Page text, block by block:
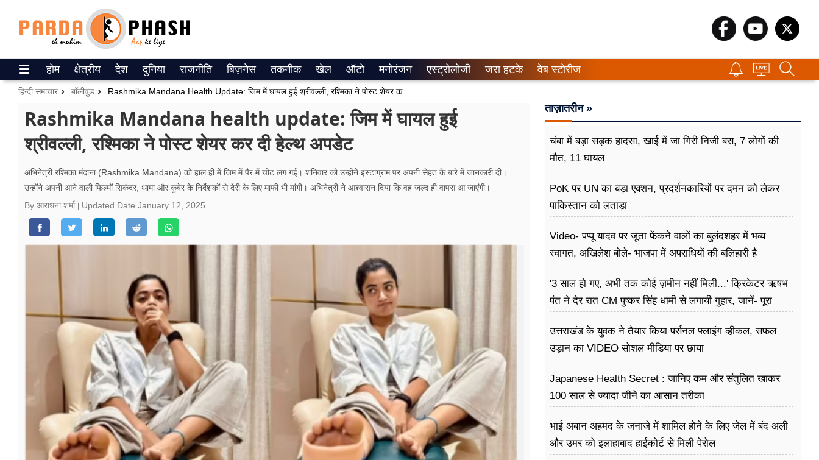
ePaper
वेब स्टोरीज
उत्तर प्रदेश
गैलरी
वीडियो
रिलेशनशिप
अन्य खबरें
होम क्षेत्रीय देश दुनिया राजनीति बिज़नेस तकनीक खेल ऑटो मनोरंजन एस्ट्रोलोजी जरा हटके वेब स्टोरीज
हिन्दी समाचार बॉलीवुड Rashmika Mandana Health Update: जिम में घायल हुई श्रीवल्ली, रश्मिका ने पोस्ट शेयर कर दी हेल्थ अपडेट
Rashmika Mandana health update: जिम में घायल हुई
श्रीवल्ली, रश्मिका ने पोस्ट शेयर कर दी हेल्थ अपडेट
अभिनेत्री रश्मिका मंदाना (Rashmika Mandana) को हाल ही में जिम में पैर में चोट लग गई। शनिवार को उन्होंने इंस्टाग्राम पर अपनी सेहत के बारे में जानकारी दी।
उन्होंने अपनी आने वाली फिल्मों सिकंदर, थामा और कुबेर के निर्देशकों से देरी के लिए माफी भी मांगी। अभिनेत्री ने आश्वासन दिया कि वह जल्द ही वापस आ जाएंगी।
By आराधना शर्मा
Updated Date January 12, 2025
ताज़ातरीन »
चंबा में बड़ा सड़क हादसा, खाई में जा गिरी निजी बस, 7 लोगों की
मौत, 11 घायल
PoK पर UN का बड़ा एक्शन, प्रदर्शनकारियों पर दमन को लेकर
पाकिस्तान को लताड़ा
Video- पप्पू यादव पर जूता फेंकने वालों का बुलंदशहर में भव्य
स्वागत, अखिलेश बोले- भाजपा में अपराधियों की बलिहारी है
'3 साल हो गए, अभी तक कोई ज़मीन नहीं मिली...' क्रिकेटर ऋषभ
पंत ने देर रात CM पुष्कर सिंह धामी से लगायी गुहार, जानें- पूरा
उत्तराखंड के युवक ने तैयार किया पर्सनल फ्लाइंग व्हीकल, सफल
उड़ान का VIDEO सोशल मीडिया पर छाया
Japanese Health Secret : जानिए कम और संतुलित खाकर
100 साल से ज्यादा जीने का आसान तरीका
भाई अबान अहमद के जनाजे में शामिल होने के लिए जेल में बंद अली
और उमर को इलाहाबाद हाईकोर्ट से मिली पेरोल